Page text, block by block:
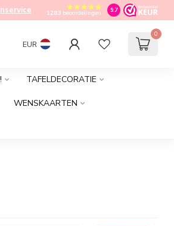
1283beoordelingen 9.7
EUR
0
TAFELDECORATIE
WENSKAARTEN